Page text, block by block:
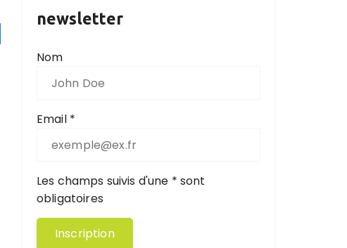
newsletter
Nom
Email *
Les champs suivis d'une * sont
obligatoires